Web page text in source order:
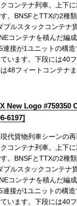
コンテナ列車。上下
。BNSFとTTXの2種
ルスタックコンテナ
コンテナを積んだ編成
接が1ユニットの構
います。下段には40
48フィートコンテナま
New Logo #759350
6197]
代貨物列車シーンの
コンテナ列車。上下
。BNSFとTTXの2種
ルスタックコンテナ
コンテナを積んだ編成
接が1ユニットの構
います。下段には40